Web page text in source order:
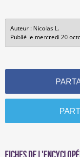
Auteur : Nicolas L.
Publié le mercredi 20